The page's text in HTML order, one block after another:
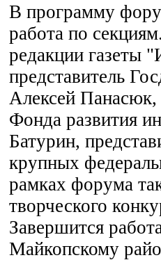
В программу
работа по
редакции газеты
представитель
Алексей Панасюк,
Фонда развития
Батурин,
крупных
рамках форума
творческого
Завершится
Майкопскому